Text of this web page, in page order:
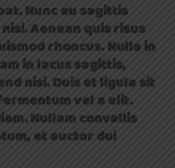
Nunc eu sagittis
Aenean quis risus
rhoncus. Nulla in
in lacus sagittis,
nisi. Duis et ligula sit
vel a elit.
Nullam convallis
et auctor dui